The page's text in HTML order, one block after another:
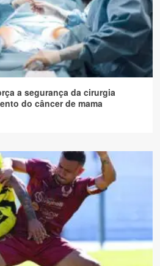
a segurança da cirurgia
do câncer de mama